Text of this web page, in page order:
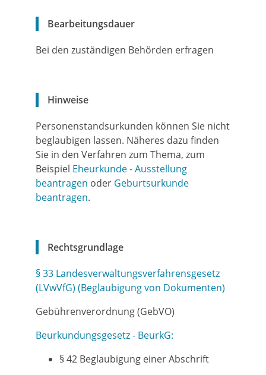
Bearbeitungsdauer
Bei den zuständigen Behörden erfragen
Hinweise
Personenstandsurkunden können Sie nicht
beglaubigen lassen. Näheres dazu finden
Sie in den Verfahren zum Thema, zum
Beispiel Eheurkunde - Ausstellung
beantragen oder Geburtsurkunde
beantragen.
Rechtsgrundlage
§ 33 Landesverwaltungsverfahrensgesetz
(LVwVfG) (Beglaubigung von Dokumenten)
Gebührenverordnung (GebVO)
Beurkundungsgesetz - BeurkG:
§ 42 Beglaubigung einer Abschrift